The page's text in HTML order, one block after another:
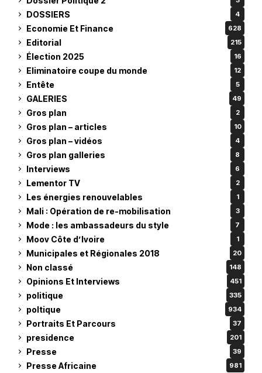
DOSSIERS 4
Economie Et Finance 628
Editorial 215
Élection 2025 16
Eliminatoire coupe du monde 12
Entête 5
GALERIES 49
Gros plan 2
Gros plan – articles 10
Gros plan – vidéos 4
Gros plan galleries 8
Interviews 6
Lementor TV 2
Les énergies renouvelables 1
Mali : Opération de re-mobilisation 3
Mode : les ambassadeurs du style 7
Moov Côte d’Ivoire 1
Municipales et Régionales 2018 20
Non classé 148
Opinions Et Interviews 451
politique 335
poltique 934
Portraits Et Parcours 37
presidence 201
Presse 39
Presse Africaine 981